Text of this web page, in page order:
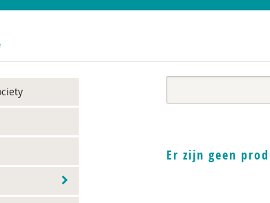
Er zijn geen